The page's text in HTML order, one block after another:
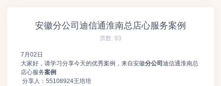
安徽分公司迪信通淮南总店心服务案例
票数: 93
7月02日
大家好，请学习分享今天的优秀案例，来自安徽分公司 迪信通淮南总
店心服务案例
分享人：55108924王培培